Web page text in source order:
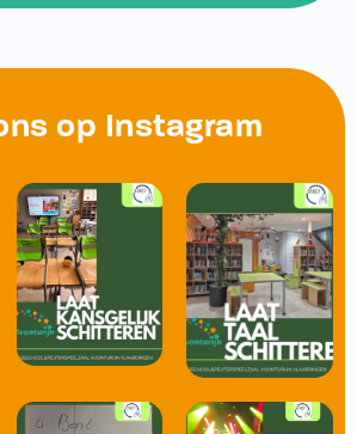
op Instagram